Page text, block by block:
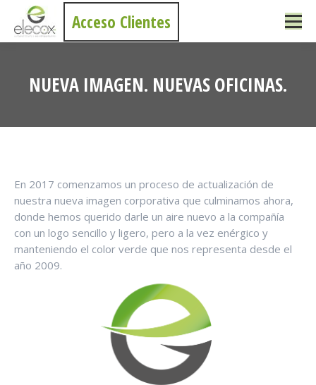
Acceso Clientes
NUEVA IMAGEN. NUEVAS OFICINAS.
En 2017 comenzamos un proceso de actualización de
nuestra nueva imagen corporativa que culminamos ahora,
donde hemos querido darle un aire nuevo a la compañía
con un logo sencillo y ligero, pero a la vez enérgico y
manteniendo el color verde que nos representa desde el
año 2009.